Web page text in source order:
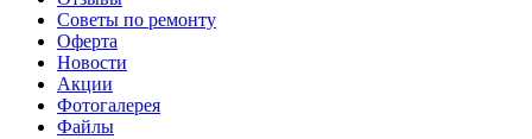
Советы по ремонту
Оферта
Новости
Акции
Фотогалерея
Файлы